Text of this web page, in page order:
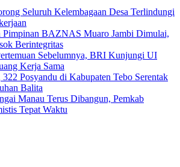
Seluruh Kelembagaan Desa Terlindungi
Pimpinan BAZNAS Muaro Jambi Dimulai,
Berintegritas
Sebelumnya, BRI Kunjungi UI
Kerja Sama
Posyandu di Kabupaten Tebo Serentak
Balita
Manau Terus Dibangun, Pemkab
Tepat Waktu